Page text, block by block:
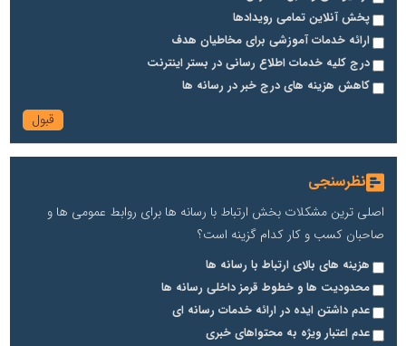
پخش آنلاین تمامی رویدادها
ارائه خدمات آموزشی برای مخاطیان هدف
درج کلیه خدمات اطلاع رسانی در بستر اینترنت
کاهش هزینه های درج خبر در رسانه ها
نظرسنجی
اصلی ترین مشکلات بخش ارتباط با رسانه ها برای روابط عمومی ها و
صاحبان کسب و کار کدام گزینه است؟
هزینه های بالای ارتباط با رسانه ها
محدودیت ها و خطوط قرمز داخلی رسانه ها
عدم داشتن ایده در ارائه خدمات رسانه ای
عدم اعتبار ویژه به محتواهای خبری